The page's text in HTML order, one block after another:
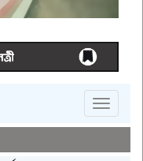
Toggle